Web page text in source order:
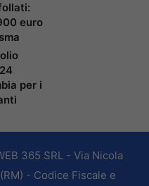
euro
per i
365 SRL - Via Nicola
- Codice Fiscale e